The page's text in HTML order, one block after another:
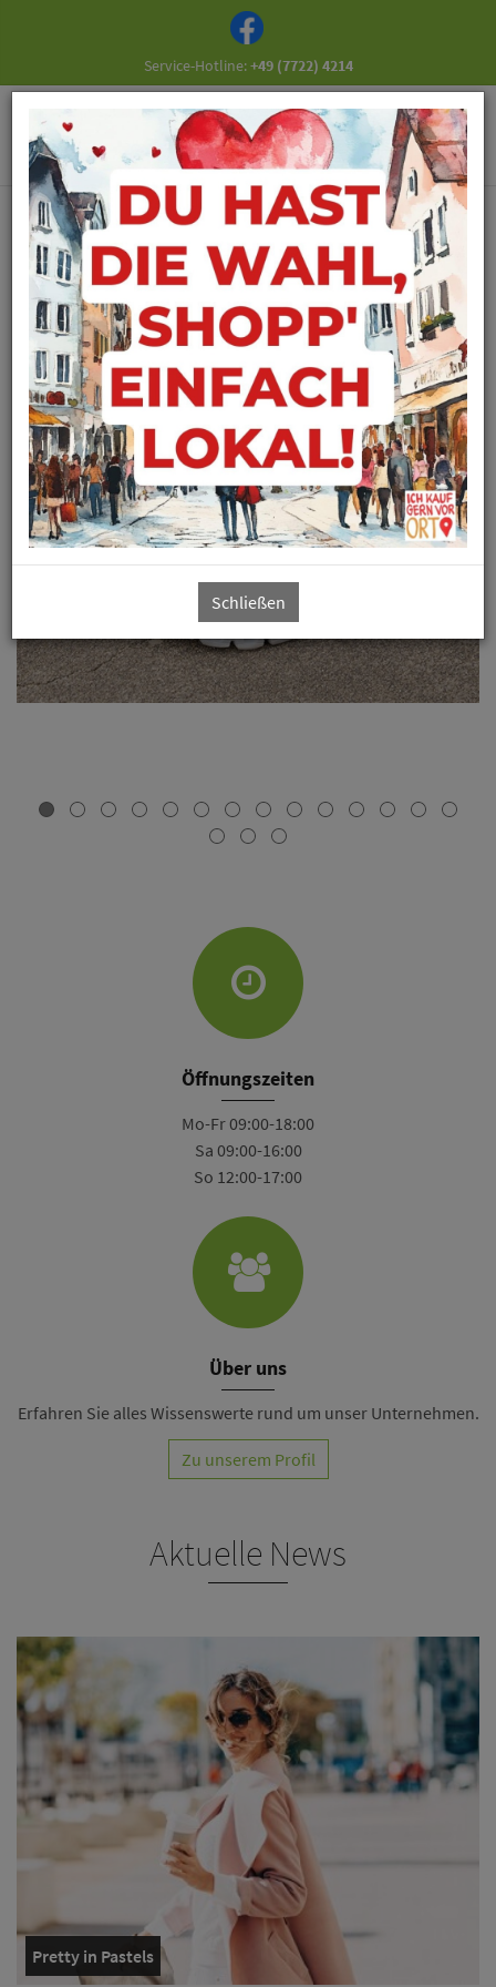
Service-Hotline:+49 (7722) 4214
Öffnungszeiten
Mo-Fr 09:00-18:00
Sa 09:00-16:00
So 12:00-17:00
Über uns
Erfahren Sie alles Wissenswerte rund um unser Unternehmen.
Zu unserem Profil
Aktuelle News
Pretty in Pastels
Schließen